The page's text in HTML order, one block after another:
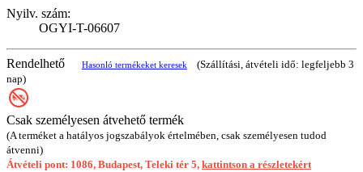
Nyilv. szám:
OGYI-T-06607
Rendelhető Hasonló termékeket keresek
(Szállítási, átvételi idő: legfeljebb 3
nap)
Csak személyesen átvehető termék
(A terméket a hatályos jogszabályok értelmében, csak személyesen tudod
átvenni)
Átvételi pont: 1086, Budapest, Teleki tér 5, kattintson a részletekért